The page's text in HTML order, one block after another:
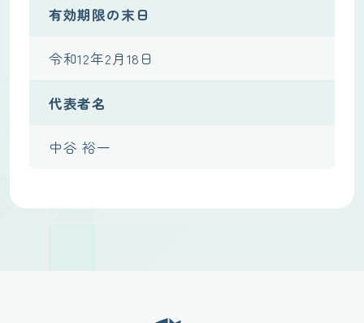
有効期限の末日
令和12年2月18日
代表者名
中谷 裕一